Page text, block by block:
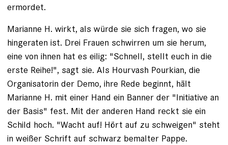
ermordet.
Marianne H. wirkt, als würde sie sich fragen, wo sie
hingeraten ist. Drei Frauen schwirren um sie herum,
eine von ihnen hat es eilig: "Schnell, stellt euch in die
erste Reihe!", sagt sie. Als Hourvash Pourkian, die
Organisatorin der Demo, ihre Rede beginnt, hält
Marianne H. mit einer Hand ein Banner der "Initiative an
der Basis" fest. Mit der anderen Hand reckt sie ein
Schild hoch. "Wacht auf! Hört auf zu schweigen" steht
in weißer Schrift auf schwarz bemalter Pappe.